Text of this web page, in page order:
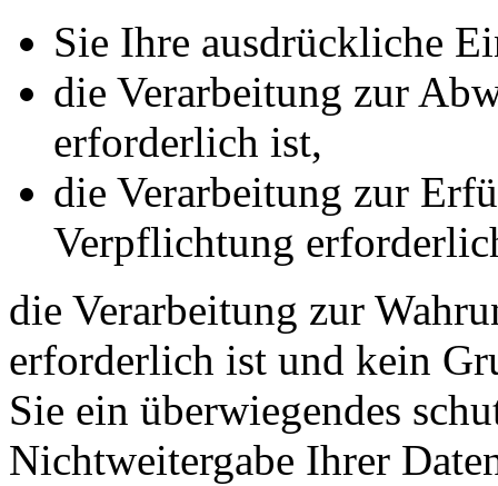
Sie Ihre ausdrückliche
die Verarbeitung zur
erforderlich ist,
die Verarbeitung zur
Verpflichtung
die Verarbeitung zur
erforderlich ist und kein
Sie ein überwiegendes
Nichtweitergabe Ihrer